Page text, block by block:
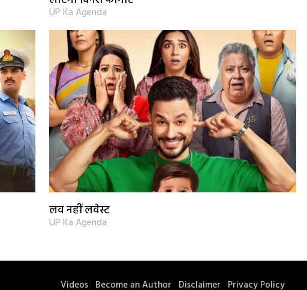
UP Ka Agenda
लव नहीं लवेस्ट
UP Ka Agenda
Videos Become an Author Disclaimer Privacy Policy